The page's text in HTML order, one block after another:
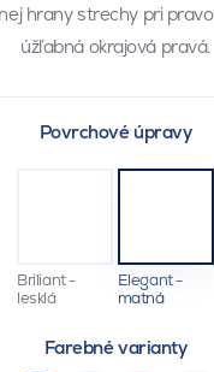
hrany strechy pri
úžľabná okrajová pravá.
Povrchové úpravy
Briliant -
lesklá
Elegant -
matná
Farebné varianty